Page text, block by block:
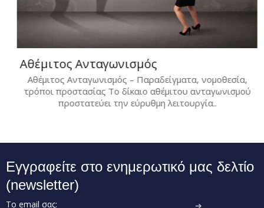
Αθέμιτος Ανταγωνισμός
Αθέμιτος Ανταγωνισμός – Παραδείγματα, νομοθεσία,
τρόποι προστασίας Το δίκαιο αθέμιτου ανταγωνισμού
προστατεύει την εύρυθμη λειτουργία..
Εγγραφείτε στο ενημερωτικό μας δελτίο
(newsletter)
Το email σας: ➔